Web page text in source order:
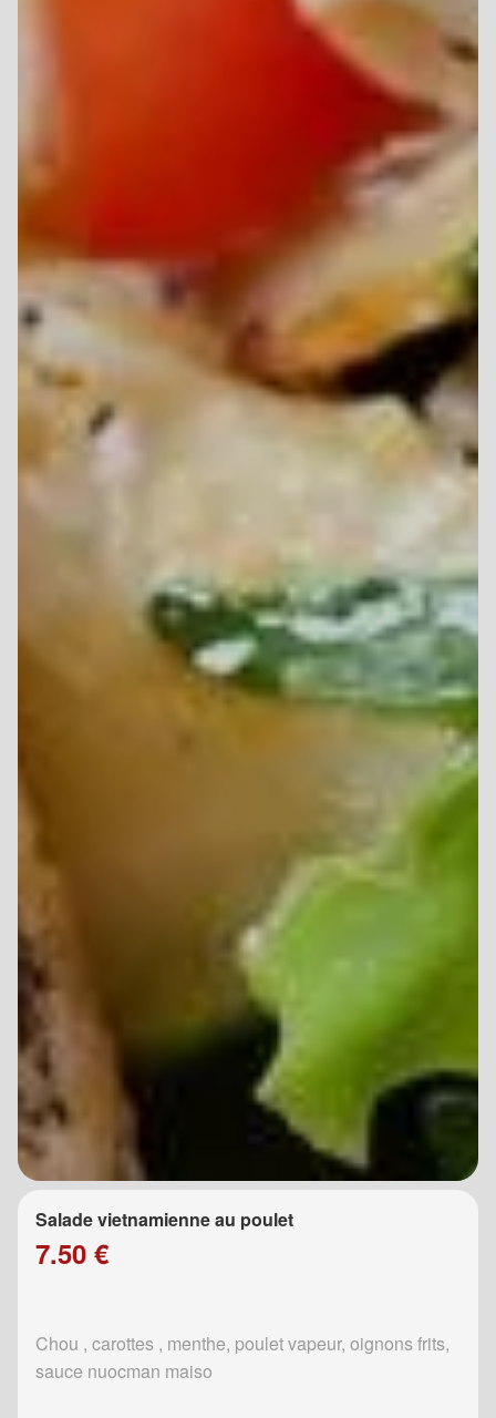
Salade vietnamienne au poulet
7.50 €
Chou , carottes , menthe, poulet vapeur, oignons frits,
sauce nuocman maiso